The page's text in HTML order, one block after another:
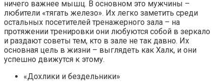
ничего важнее мышц. В основном это мужчины –
любители «тягать железо». Их легко заметить среди
остальных посетителей тренажерного зала – на
протяжении тренировки они любуются собой в зеркало
и раздают советы тем, кто в зале не так давно. Их
основная цель в жизни – выглядеть как Халк, и они
успешно движутся к этому.
«Дохлики и бездельники»